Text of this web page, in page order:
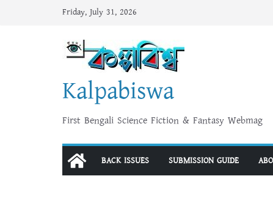
Friday, July 31, 2026
Kalpabiswa
First Bengali Science Fiction & Fantasy Webmag
BACK ISSUES SUBMISSION GUIDE